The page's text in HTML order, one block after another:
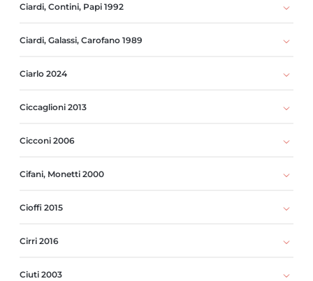
Ciardi, Contini, Papi 1992
Ciardi, Galassi, Carofano 1989
Ciarlo 2024
Ciccaglioni 2013
Cicconi 2006
Cifani, Monetti 2000
Cioffi 2015
Cirri 2016
Ciuti 2003